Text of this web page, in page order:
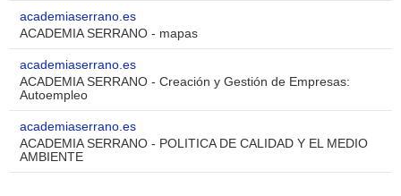
academiaserrano.es
ACADEMIA SERRANO - mapas
academiaserrano.es
ACADEMIA SERRANO - Creación y Gestión de Empresas:
Autoempleo
academiaserrano.es
ACADEMIA SERRANO - POLITICA DE CALIDAD Y EL MEDIO
AMBIENTE